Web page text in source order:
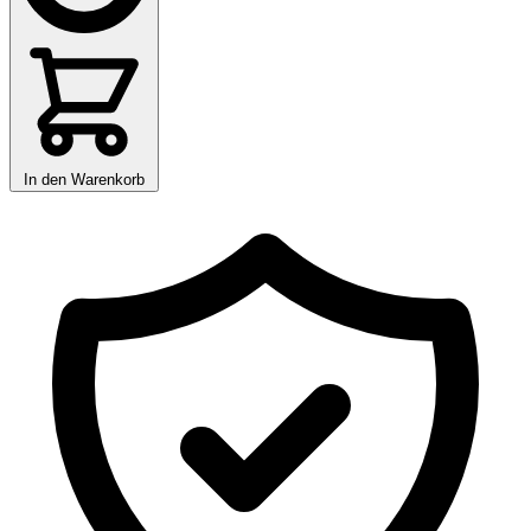
In den Warenkorb